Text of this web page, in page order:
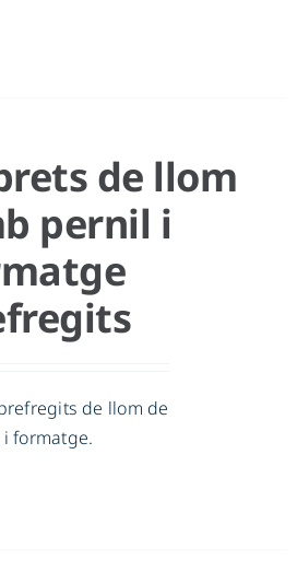
de llom
pernil i
de llom de
formatge.